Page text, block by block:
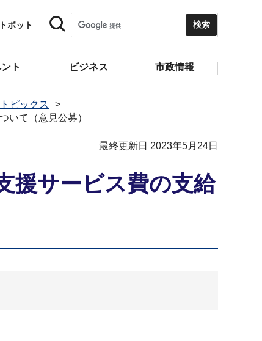
ボット
ト ビジネス 市政情報
トピックス
いて（意見公募）
最終更新日 2023年5月24日
援サービス費の支給